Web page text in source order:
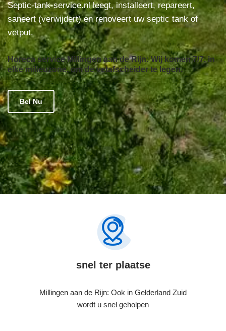
Septic-tank-service.nl leegt, installeert, repareert,
saneert (verwijdert) en renoveert uw septic tank of
vetput.
Horeca service Millingen aan de Rijn: Wij komen 7/7, in
elke milieuzone, om de vetafscheider te legen.
Bel Nu
snel ter plaatse
Millingen aan de Rijn: Ook in Gelderland Zuid
wordt u snel geholpen